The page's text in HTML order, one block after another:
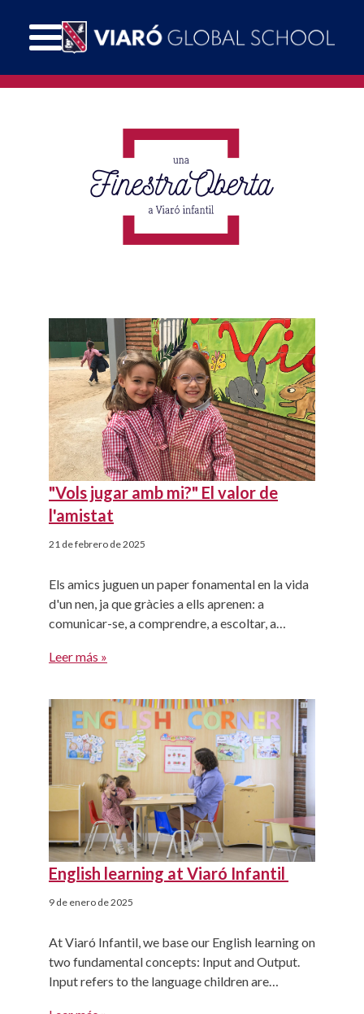
"Vols jugar amb mi?" El valor de
l'amistat
21 de febrero de 2025
Els amics juguen un paper fonamental en la vida
d'un nen, ja que gràcies a ells aprenen: a
comunicar-se, a comprendre, a escoltar, a
de les seves emocions. En definitiva, aprenen el
Leer más »
English learning at Viaró Infantil
9 de enero de 2025
At Viaró Infantil, we base our English learning on
two fundamental concepts: Input and Output.
Input refers to the language children are